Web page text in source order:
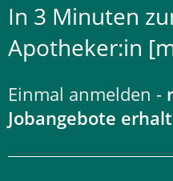
In 3 Minuten
Apotheker:in
Einmal anmelden -
Jobangebote